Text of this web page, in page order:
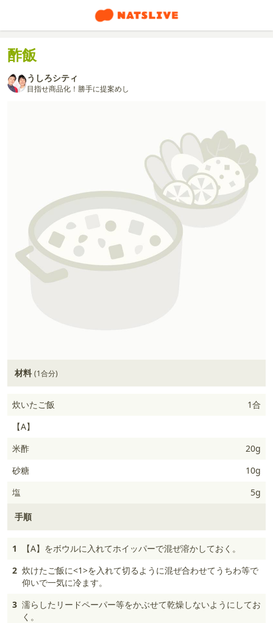
酢飯
うしろシティ
目指せ商品化！勝手に提案めし
材料 (1合分)
炊いたご飯
1合
【A】
米酢
20g
砂糖
10g
塩
5g
手順
1
【A】をボウルに入れてホイッパーで混ぜ溶かしておく。
2 炊けたご飯に<1>を入れて切るように混ぜ合わせてうちわ等で
仰いで一気に冷ます。
3 濡らしたリードペーパー等をかぶせて乾燥しないようにしてお
く。